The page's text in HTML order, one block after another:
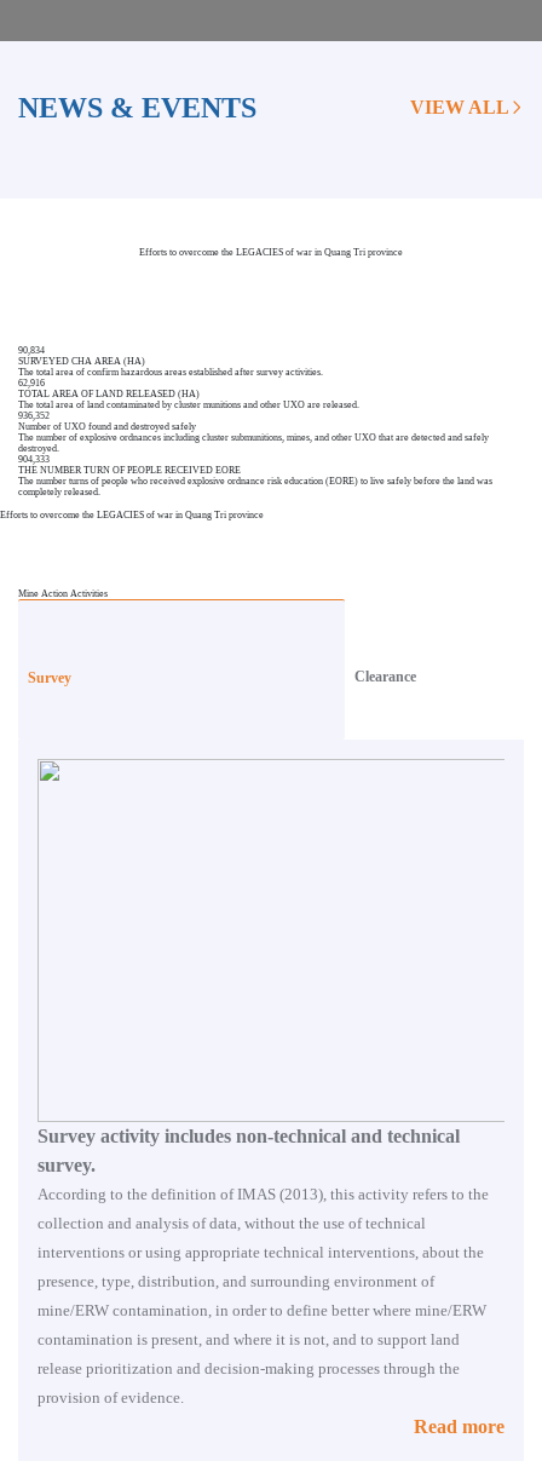
NEWS & EVENTS VIEW ALL
Efforts to overcome the LEGACIES of war in Quang Tri province
90,834
SURVEYED CHA AREA (HA)
The total area of confirm hazardous areas established after survey activities.
62,916
TOTAL AREA OF LAND RELEASED (HA)
The total area of land contaminated by cluster munitions and other UXO are released.
936,352
Number of UXO found and destroyed safely
The number of explosive ordnances including cluster submunitions, mines, and other UXO that are detected and safely
destroyed.
904,333
THE NUMBER TURN OF PEOPLE RECEIVED EORE
The number turns of people who received explosive ordnance risk education (EORE) to live safely before the land was
completely released.
Efforts to overcome the LEGACIES of war in Quang Tri province
Mine Action Activities
Survey Clearance
Survey activity includes non-technical and technical
survey.
According to the definition of IMAS (2013), this activity refers to the
collection and analysis of data, without the use of technical
interventions or using appropriate technical interventions, about the
presence, type, distribution, and surrounding environment of
mine/ERW contamination, in order to define better where mine/ERW
contamination is present, and where it is not, and to support land
release prioritization and decision-making processes through the
provision of evidence.
Read more